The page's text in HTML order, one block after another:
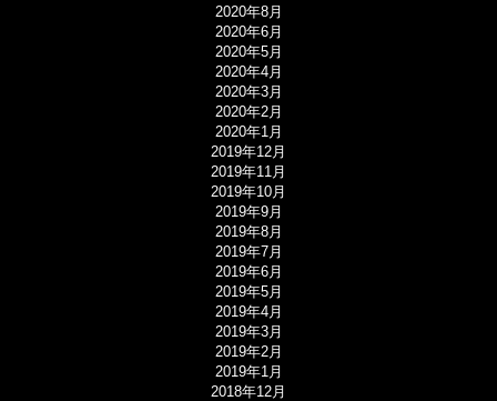
2020年8月
2020年6月
2020年5月
2020年4月
2020年3月
2020年2月
2020年1月
2019年12月
2019年11月
2019年10月
2019年9月
2019年8月
2019年7月
2019年6月
2019年5月
2019年4月
2019年3月
2019年2月
2019年1月
2018年12月